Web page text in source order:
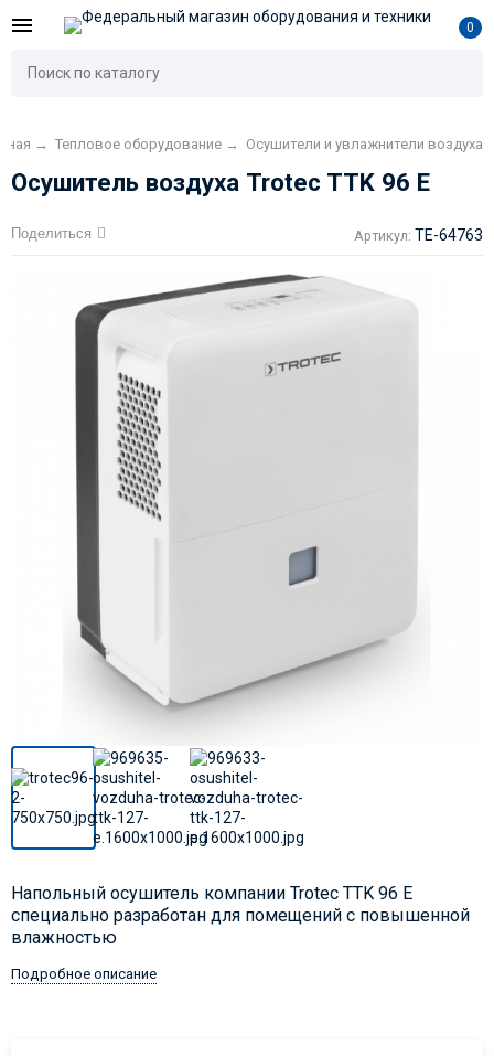
0
→ Тепловое оборудование → Осушители и увлажнители воздуха
Осушитель воздуха Trotec TTK 96 E
Поделиться Артикул: TE-64763
Напольный осушитель компании Trotec TTK 96 E
специально разработан для помещений с повышенной
влажностью
Подробное описание